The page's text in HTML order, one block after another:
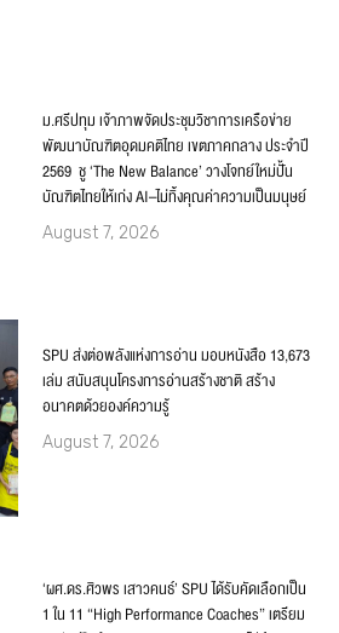
ม.ศรีปทุม เจ้าภาพจัดประชุมวิชาการเครือข่าย
พัฒนาบัณฑิตอุดมคติไทย เขตภาคกลาง ประจำปี
2569 ชู ‘The New Balance’ วางโจทย์ใหม่ปั้น
บัณฑิตไทยให้เก่ง AI–ไม่ทิ้งคุณค่าความเป็นมนุษย์
August 7, 2026
SPU ส่งต่อพลังแห่งการอ่าน มอบหนังสือ 13,673
เล่ม สนับสนุนโครงการอ่านสร้างชาติ สร้าง
อนาคตด้วยองค์ความรู้
August 7, 2026
‘ผศ.ดร.ศิวพร เสาวคนธ์’ SPU ได้รับคัดเลือกเป็น
1 ใน 11 “High Performance Coaches” เตรียม